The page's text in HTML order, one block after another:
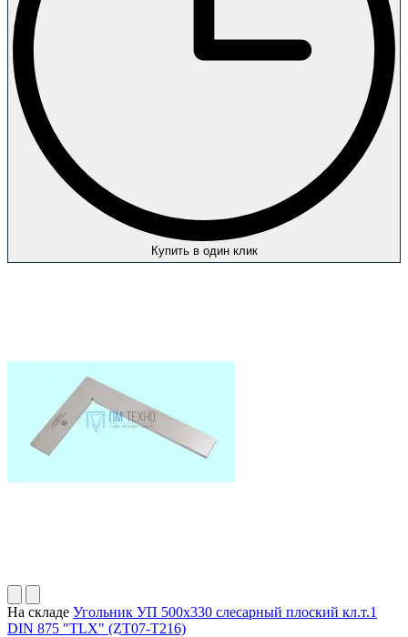
Купить в один клик
На складе Угольник УП 500х330 слесарный плоский кл.т.1
DIN 875 "TLX" (ZT07-T216)